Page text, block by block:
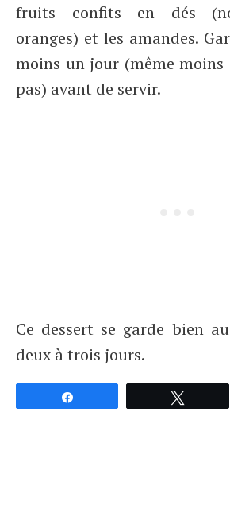
fruits confits en dés
oranges) et les amandes.
moins un jour (même moins
pas) avant de servir.
Ce dessert se garde bien
deux à trois jours.